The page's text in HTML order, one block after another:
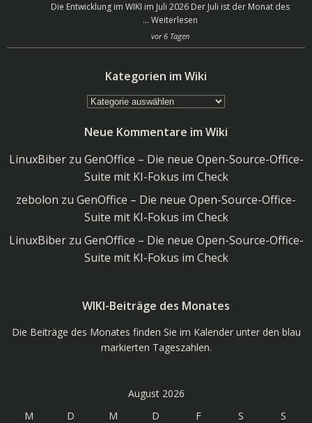
Die Entwicklung im WIKI im Juli 2026 Der Juli ist der Monat des
… Weiterlesen
vor 6 Tagen
Kategorien im Wiki
Kategorien
Wiki
Neue Kommentare im Wiki
LinuxBiberzu GenOffice – Die neue Open-Source-Office-
Suite mit KI-Fokus im Check
zebolon zu GenOffice – Die neue Open-Source-Office-
Suite mit KI-Fokus im Check
LinuxBiberzu GenOffice – Die neue Open-Source-Office-
Suite mit KI-Fokus im Check
WIKI-Beiträge des Monates
Die Beiträge des Monates finden Sie im Kalender unter den blau
markierten Tageszahlen.
August 2026
M
D M D F S
S